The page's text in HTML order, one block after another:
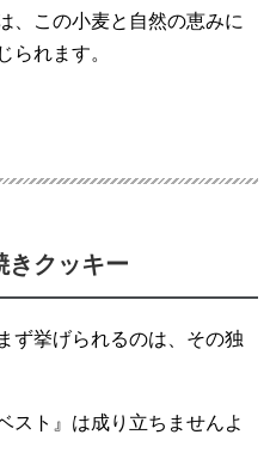
、この小麦と自然の恵みに
られます。
きクッキー
ず挙げられるのは、その独
スト』は成り立ちませんよ